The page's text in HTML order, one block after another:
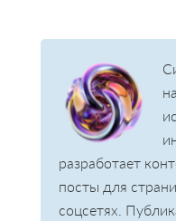
разработает
посты для
соцсетях.